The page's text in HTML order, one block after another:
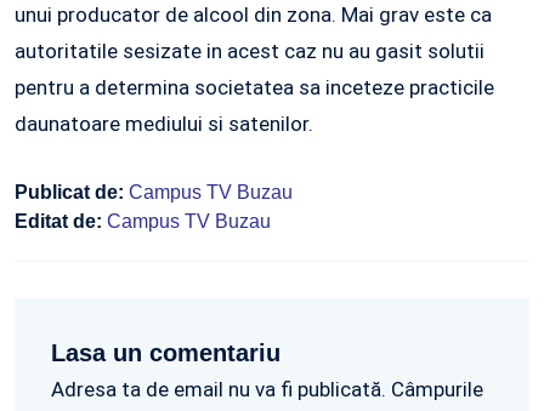
unui producator de alcool din zona. Mai grav este ca
autoritatile sesizate in acest caz nu au gasit solutii
pentru a determina societatea sa inceteze practicile
daunatoare mediului si satenilor.
Publicat de: Campus TV Buzau
Editat de: Campus TV Buzau
Lasa un comentariu
Adresa ta de email nu va fi publicată. Câmpurile